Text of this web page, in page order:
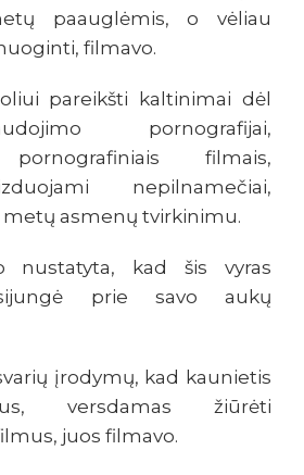
paauglėmis, o vėliau
filmavo.
pareikšti kaltinimai dėl
pornografijai,
filmais,
nepilnamečiai,
metų asmenų tvirkinimu.
nustatyta, kad šis vyras
prie savo aukų
įrodymų, kad kaunietis
versdamas žiūrėti
juos filmavo.